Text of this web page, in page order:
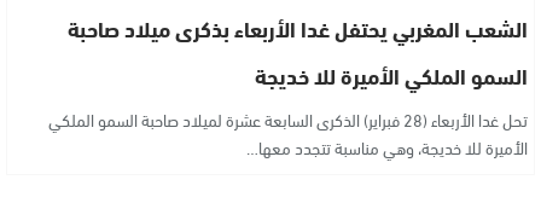
الشعب المغربي يحتفل غدا الأربعاء بذكرى ميلاد صاحبة
السمو الملكي الأميرة للا خديجة
تحل غدا الأربعاء (28 فبراير) الذكرى السابعة عشرة لميلاد صاحبة السمو الملكي
الأميرة للا خديجة، وهي مناسبة تتجدد معها…